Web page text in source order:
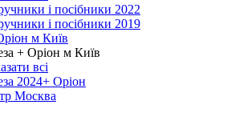
і посібники 2022
і посібники 2019
м Київ
+ Оріон м Київ
всі
2024+ Оріон
Москва